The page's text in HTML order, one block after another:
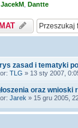
JacekM Dantte
zasad i tematyki
TLG » 13 sty 2007,
oraz
Jarek » 15 gru 2005,